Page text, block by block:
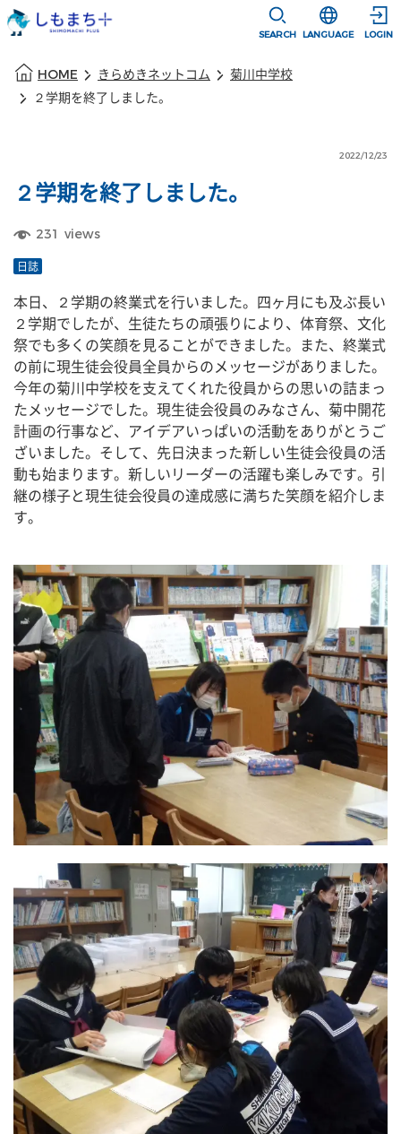
SEARCH
選択すると言
LANGUAGE LOGIN
HOME きらめきネットコム
菊川中学校
２学期を終了しました。
2022/12/23
２学期を終了しました。
231 views
日誌
本日、２学期の終業式を行いました。四ヶ月にも及ぶ長い
２学期でしたが、生徒たちの頑張りにより、体育祭、文化
祭でも多くの笑顔を見ることができました。また、終業式
の前に現生徒会役員全員からのメッセージがありました。
今年の菊川中学校を支えてくれた役員からの思いの詰まっ
たメッセージでした。現生徒会役員のみなさん、菊中開花
計画の行事など、アイデアいっぱいの活動をありがとうご
ざいました。そして、先日決まった新しい生徒会役員の活
動も始まります。新しいリーダーの活躍も楽しみです。引
継の様子と現生徒会役員の達成感に満ちた笑顔を紹介しま
す。